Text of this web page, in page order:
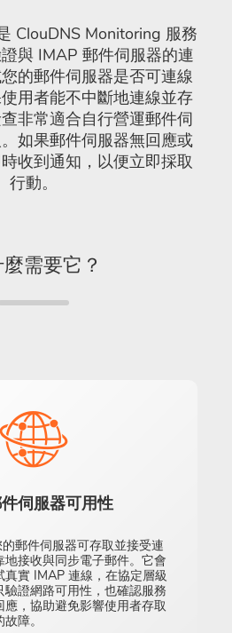
ClouDNS Monitoring 服務
與 IMAP 郵件伺服器的連
的郵件伺服器是否可連線
用者能不中斷地連線並存
非常適合自行營運郵件伺
如果郵件伺服器無回應或
收到通知，以便立即採取
行動。
需要它？
伺服器可用性
郵件伺服器可存取並接受連
接收與同步電子郵件。它會
實 IMAP 連線，在協定層級
證網路可用性，也確認服務
，協助避免影響使用者存取
障。